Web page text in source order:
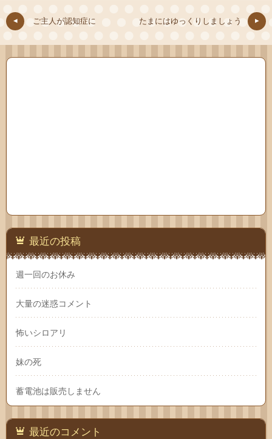
ご主人が認知症に たまにはゆっくりしましょう
最近の投稿
週一回のお休み
大量の迷惑コメント
怖いシロアリ
妹の死
蓄電池は販売しません
最近のコメント